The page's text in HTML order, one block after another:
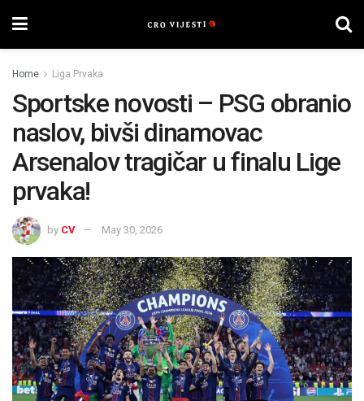
Home Liga Prvaka
Sportske novosti – PSG obranio
naslov, bivši dinamovac
Arsenalov tragičar u finalu Lige
prvaka!
by CV May 30, 2026